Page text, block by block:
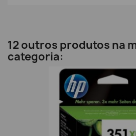
12 outros produtos na
categoria: